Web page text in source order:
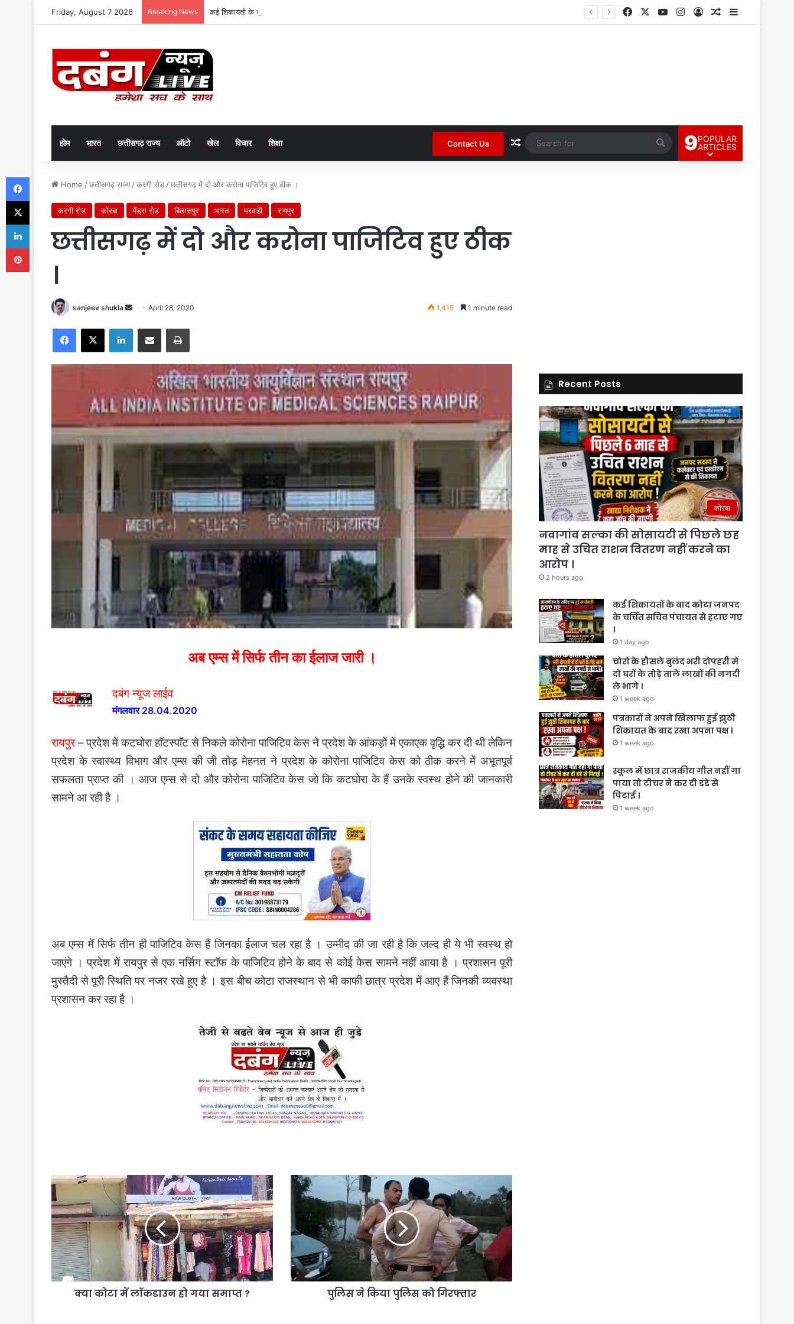
Friday, August 7 2026 Breaking News कई शिकायतों के बाद कोटा जनपद के चर्चित सचिव पंचायत से हटाए गए । FacebookYouTubeInstagram
Log InRandom Article
Sidebar
होम भारत छत्तीसगढ़ राज्य ऑटो खेल विचार शिक्षा Contact Us Random Article
Search
for
9POPULAR
ARTICLES
Home /छत्तीसगढ़ राज्य /करगी रोड /छत्तीसगढ़ में दो और करोना पाजिटिव हुए ठीक ।
करगी रोड कोरबा पेंड्रा रोड बिलासपुर भारत मरवाही रायपुर
छत्तीसगढ़ में दो और करोना पाजिटिव हुए ठीक
।
sanjeev shukla
Send
email
April 28, 2020 1,415 1 minute read
Facebook
X LinkedInShare via Email Print
अब एम्स में सिर्फ तीन का ईलाज जारी ।
दबंग न्यूज लाईव
मंगलवार 28.04.2020
रायपुर –प्रदेश में कटघोरा हाॅटस्पाॅट से निकले कोरोना पाजिटिव केस ने प्रदेश के आंकड़ों में एकाएक वृद्धि कर दी थी लेकिन
प्रदेश के स्वास्थ्य विभाग और एम्स की जी तोड़ मेहनत ने प्रदेश के कोरोना पाजिटिव केस को ठीक करने में अभूतपूर्व
सफलता प्राप्त की । आज एम्स से दो और कोरोना पाजिटिव केस जो कि कटघोरा के हैं उनके स्वस्थ होने की जानकारी
सामने आ रही है ।
अब एम्स में सिर्फ तीन ही पाजिटिव केस हैं जिनका ईलाज चल रहा है । उम्मीद की जा रही है कि जल्द ही ये भी स्वस्थ हो
जाएंगे । प्रदेश में रायपुर से एक नर्सिग स्टाॅफ के पाजिटिव होने के बाद से कोई केस सामने नहीं आया है । प्रशासन पूरी
मुस्तैदी से पूरी स्थिति पर नजर रखे हुए है । इस बीच कोटा राजस्थान से भी काफी छात्र प्रदेश में आए हैं जिनकी व्यवस्था
प्रशासन कर रहा है ।
क्या
कोटा
में
लाॅकडाउन
हो
गया
समाप्त
?
क्या कोटा में लाॅकडाउन हो गया समाप्त ?
पुलिस
को
गिरफ्तार
पुलिस ने किया पुलिस को गिरफ्तार
Recent Posts
कोरबा
नवागांव सल्का की सोसायटी से पिछले छह
माह से उचित राशन वितरण नहीं करने का
आरोप ।
2 hours ago
कई शिकायतों के बाद कोटा जनपद
के चर्चित सचिव पंचायत से हटाए गए
।
1 day ago
चोरों के हौसले बुलंद भरी दोपहरी में
दो घरों के तोड़े ताले लाखों की नगदी
ले भागे ।
1 week ago
पत्रकारों ने अपने खिलाफ हुई झुठी
शिकायत के बाद रखा अपना पक्ष ।
1 week ago
स्कूल में छात्र राजकीय गीत नहीं गा
पाया तो टीचर ने कर दी डंडे से
पिटाई ।
1 week ago
Facebook
X
LinkedIn
Pinterest